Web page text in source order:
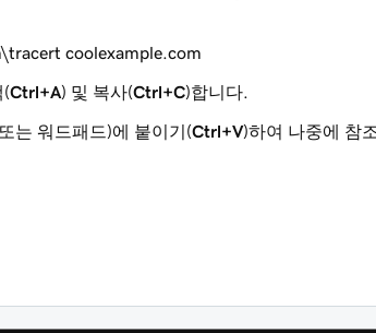
coolexample.com
(Ctrl+A) 및 복사(Ctrl+C)합니다.
는 워드패드)에 붙이기(Ctrl+V)하여 나중에 참